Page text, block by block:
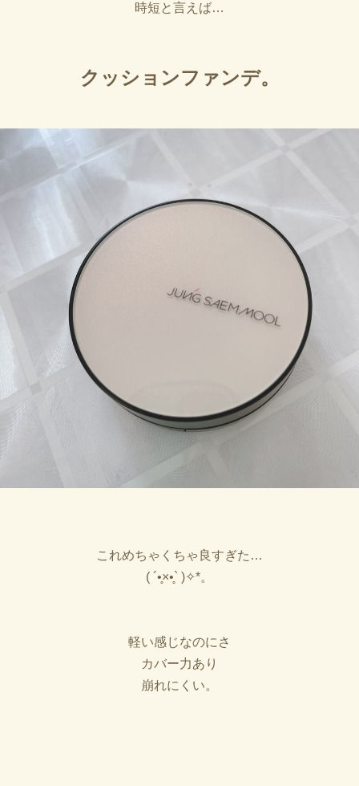
時短と言えば…
クッションファンデ。
これめちゃくちゃ良すぎた…
( ´•̥×•̥` )✧︎*。
軽い感じなのにさ
カバー力あり
崩れにくい。